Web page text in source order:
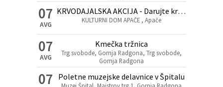
07
AVG
KRVODAJALSKA AKCIJA - Darujte kri, rešite življenje!
KULTURNI DOM APAČE , Apače
07
AVG
Kmečka tržnica
Trg svobode, Gornja Radgona, Trg svobode,
Gornja Radgona
07 Poletne muzejske delavnice v Špitalu